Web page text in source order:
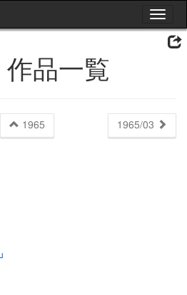
Toggle
作品一覧
1965 1965/03